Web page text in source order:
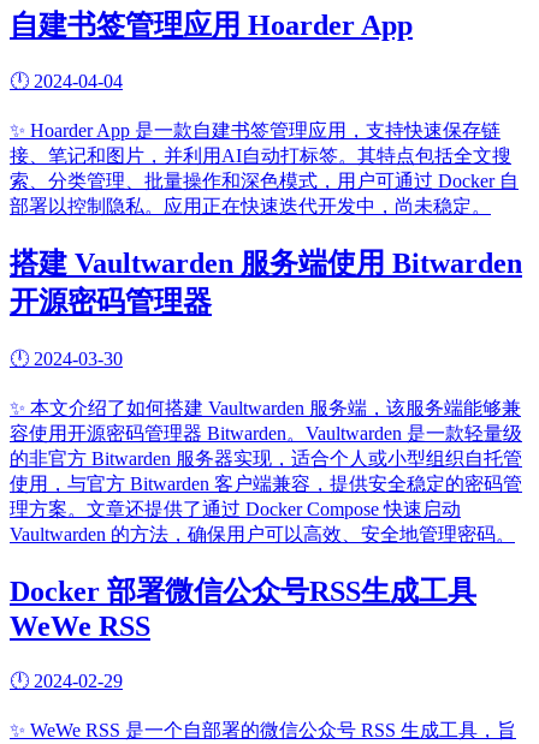
自建书签管理应用 Hoarder App
🕛 2024-04-04
✨ Hoarder App 是一款自建书签管理应用，支持快速保存链
接、笔记和图片，并利用AI自动打标签。其特点包括全文搜
索、分类管理、批量操作和深色模式，用户可通过 Docker 自
部署以控制隐私。应用正在快速迭代开发中，尚未稳定。
搭建 Vaultwarden 服务端使用 Bitwarden
开源密码管理器
🕛 2024-03-30
✨ 本文介绍了如何搭建 Vaultwarden 服务端，该服务端能够兼
容使用开源密码管理器 Bitwarden。Vaultwarden 是一款轻量级
的非官方 Bitwarden 服务器实现，适合个人或小型组织自托管
使用，与官方 Bitwarden 客户端兼容，提供安全稳定的密码管
理方案。文章还提供了通过 Docker Compose 快速启动
Vaultwarden 的方法，确保用户可以高效、安全地管理密码。
Docker 部署微信公众号RSS生成工具
WeWe RSS
🕛 2024-02-29
✨ WeWe RSS 是一个自部署的微信公众号 RSS 生成工具，旨